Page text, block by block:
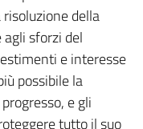
della
sforzi del
e interesse
possibile la
e gli
tutto il suo